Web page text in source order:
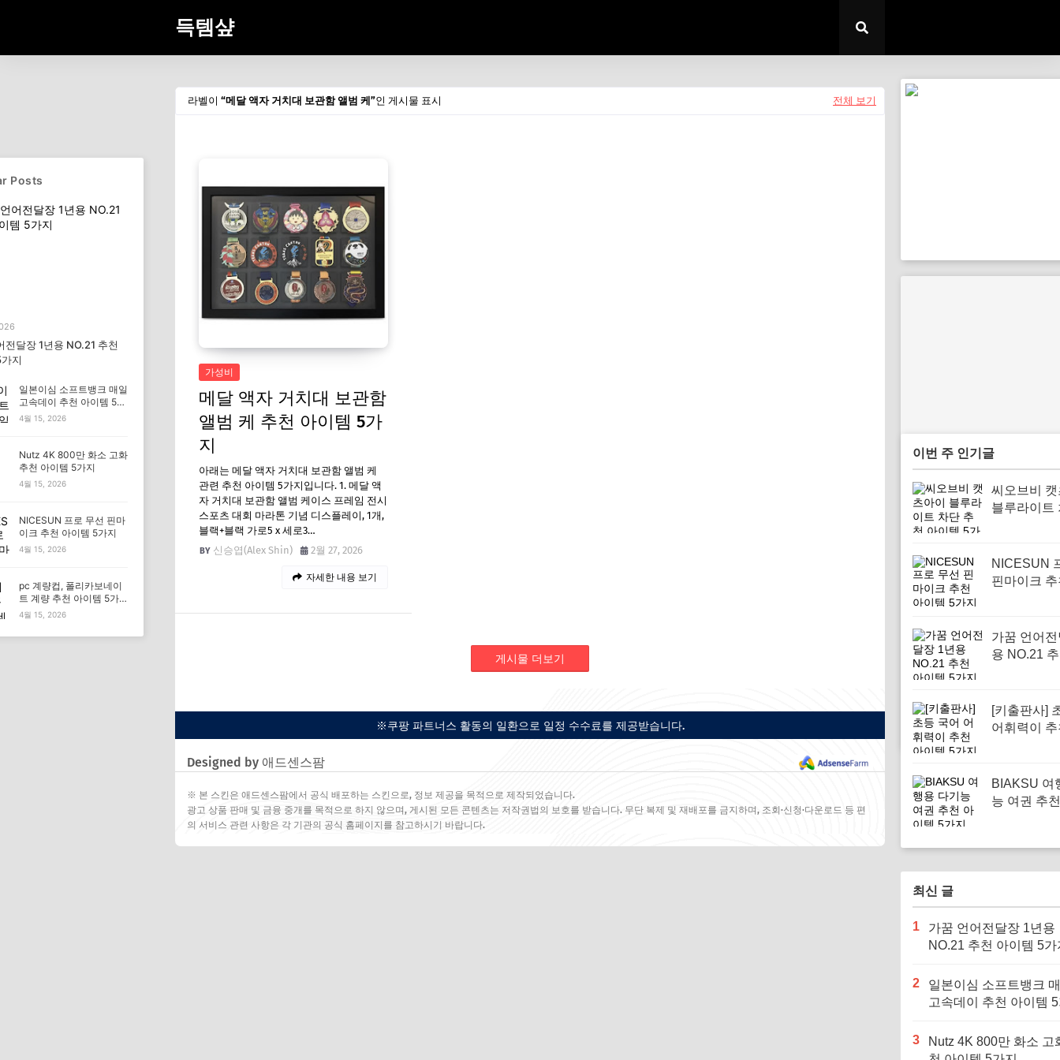
득템샾
라벨이 메달 액자 거치대 보관함 앨범 케 인 게시물 표시 전체 보기
가성비
메달 액자 거치대 보관함
앨범 케 추천 아이템 5가
지
아래는 메달 액자 거치대 보관함 앨범 케
관련 추천 아이템 5가지입니다. 1. 메달 액
자 거치대 보관함 앨범 케이스 프레임 전시
스포츠 대회 마라톤 기념 디스플레이, 1개,
블랙+블랙 가로5 x 세로3…
신승엽(Alex Shin)
2월 27, 2026
자세한 내용 보기
게시물 더보기
※쿠팡 파트너스 활동의 일환으로 일정 수수료를 제공받습니다.
Designed by 애드센스팜
※ 본 스킨은 애드센스팜에서 공식 배포하는 스킨으로, 정보 제공을 목적으로 제작되었습니다.
광고 상품 판매 및 금융 중개를 목적으로 하지 않으며, 게시된 모든 콘텐츠는 저작권법의 보호를 받습니다. 무단 복제 및 재배포를 금지하며, 조회·신청·다운로드 등 편
의 서비스 관련 사항은 각 기관의 공식 홈페이지를 참고하시기 바랍니다.
이번 주 인기글
씨오브비
블루라이트
NICESUN
핀마이크
가꿈 언어
용 NO.21
[키출판사]
어휘력이
BIAKSU 여
능 여권 추
최신 글
1
가꿈 언어전달장 1년용
NO.21 추천 아이템 5가
2
일본이심 소프트뱅크
고속데이 추천 아이템
3
Nutz 4K 800만 화소 고
Posts
전달장 1년용 NO.21 추천
지
일본이심 소프트뱅크 매일
고속데이 추천 아이템 5가
지
4월 15, 2026
Nutz 4K 800만 화소 고화
추천 아이템 5가지
4월 15, 2026
NICESUN 프로 무선 핀마
이크 추천 아이템 5가지
4월 15, 2026
pc 계량컵, 폴리카보네이
트 계량 추천 아이템 5가
지
4월 15, 2026